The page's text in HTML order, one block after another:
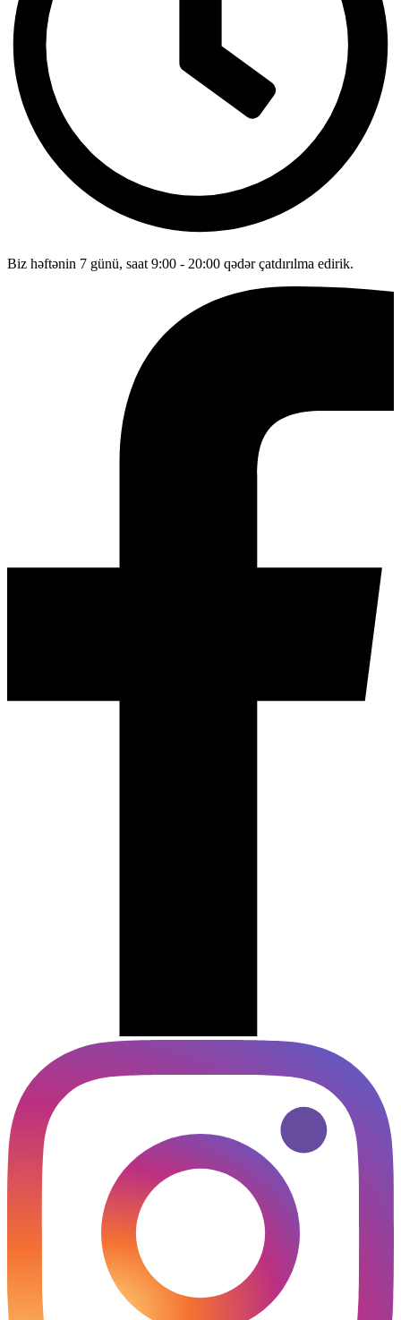
Biz həftənin 7 günü, saat 9:00 - 20:00 qədər çatdırılma edirik.